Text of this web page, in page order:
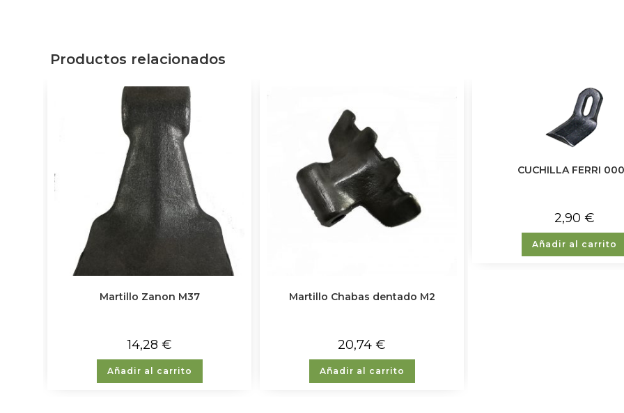
Productos relacionados
Martillo Zanon M37
14,28 €
Añadir al carrito
Martillo Chabas dentado M2
20,74 €
Añadir al carrito
CUCHILLA FERRI
2,90 €
Añadir al carrito